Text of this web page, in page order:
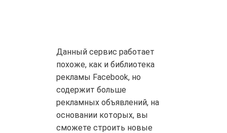
Данный сервис работает
похоже, как и библиотека
рекламы Facebook, но
содержит больше
рекламных объявлений, на
основании которых, вы
сможете строить новые